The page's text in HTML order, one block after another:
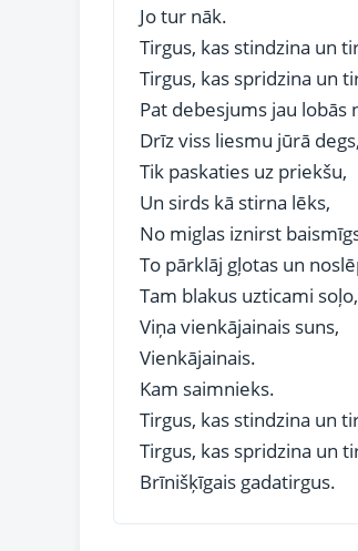
Jo tur nāk.
Tirgus, kas stindzina un
Tirgus, kas spridzina un
Pat debesjums jau lobās
Drīz viss liesmu jūrā degs,
Tik paskaties uz priekšu,
Un sirds kā stirna lēks,
No miglas iznirst
To pārklāj gļotas un
Tam blakus uzticami soļo,
Viņa vienkājainais suns,
Vienkājainais.
Kam saimnieks.
Tirgus, kas stindzina un
Tirgus, kas spridzina un
Brīnišķīgais gadatirgus.